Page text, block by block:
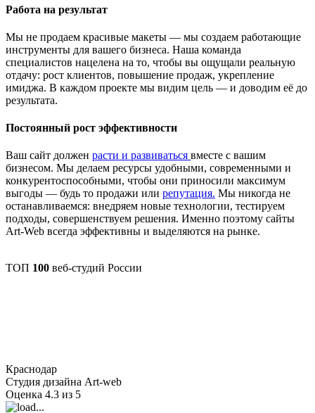
Работа на результат
Мы не продаем красивые макеты — мы создаем работающие
инструменты для вашего бизнеса. Наша команда
специалистов нацелена на то, чтобы вы ощущали реальную
отдачу: рост клиентов, повышение продаж, укрепление
имиджа. В каждом проекте мы видим цель — и доводим её до
результата.
Постоянный рост эффективности
Ваш сайт должен расти и развиваться вместе с вашим
бизнесом. Мы делаем ресурсы удобными, современными и
конкурентоспособными, чтобы они приносили максимум
выгоды — будь то продажи или репутация. Мы никогда не
останавливаемся: внедряем новые технологии, тестируем
подходы, совершенствуем решения. Именно поэтому сайты
Art-Web всегда эффективны и выделяются на рынке.
ТОП 100 веб-студий России
Краснодар
Студия дизайна Art-web
Оценка 4.3 из 5